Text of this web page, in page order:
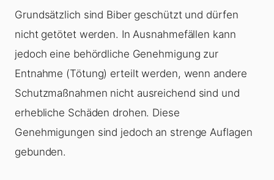
Grundsätzlich sind Biber geschützt und dürfen
nicht getötet werden. In Ausnahmefällen kann
jedoch eine behördliche Genehmigung zur
Entnahme (Tötung) erteilt werden, wenn andere
Schutzmaßnahmen nicht ausreichend sind und
erhebliche Schäden drohen. Diese
Genehmigungen sind jedoch an strenge Auflagen
gebunden.